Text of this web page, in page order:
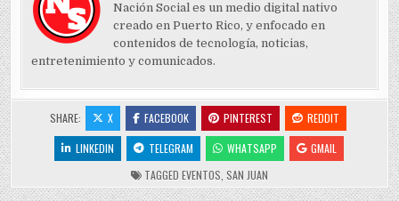
Nación Social es un medio digital nativo
creado en Puerto Rico, y enfocado en
contenidos de tecnología, noticias,
entretenimiento y comunicados.
SHARE: X FACEBOOK PINTEREST
REDDIT
LINKEDIN
TELEGRAM WHATSAPP
GMAIL
TAGGED EVENTOS SAN JUAN